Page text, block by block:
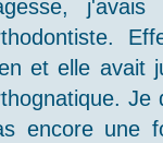
et elle avait
Je
encore une